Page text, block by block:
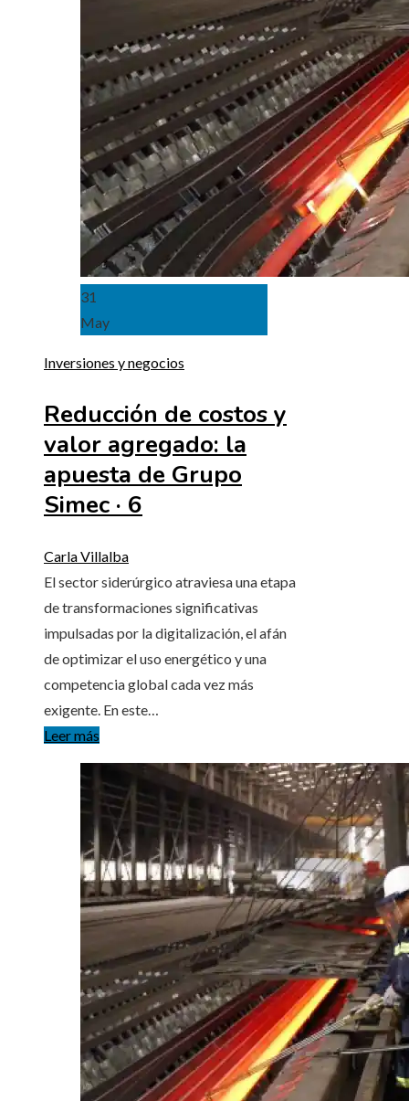
31
May
Inversiones y negocios
Reducción de costos y
valor agregado: la
apuesta de Grupo
Simec · 6
Carla Villalba
El sector siderúrgico atraviesa una etapa
de transformaciones significativas
impulsadas por la digitalización, el afán
de optimizar el uso energético y una
competencia global cada vez más
exigente. En este…
Leer más